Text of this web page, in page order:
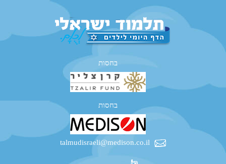
בחסות
בחסות
talmudisraeli@medison.co.il